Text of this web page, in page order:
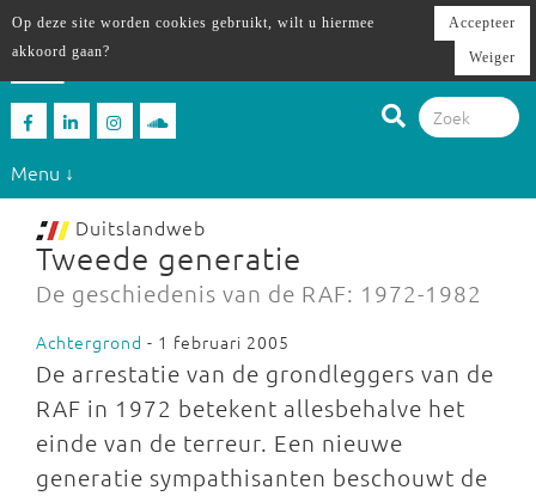
Menu ↓
Duitslandweb
Tweede generatie
De geschiedenis van de RAF: 1972-1982
Achtergrond - 1 februari 2005
De arrestatie van de grondleggers van de
RAF in 1972 betekent allesbehalve het
einde van de terreur. Een nieuwe
generatie sympathisanten beschouwt de
Op deze site worden cookies gebruikt, wilt u hiermee
akkoord gaan?
Accepteer
Weiger